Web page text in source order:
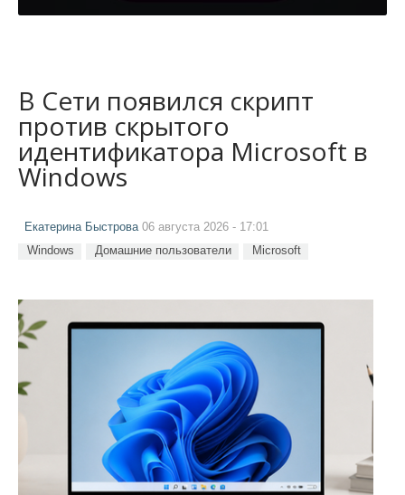
В Сети появился скрипт
против скрытого
идентификатора Microsoft в
Windows
Екатерина Быстрова06 августа 2026 - 17:01
Windows Домашние пользователи Microsoft